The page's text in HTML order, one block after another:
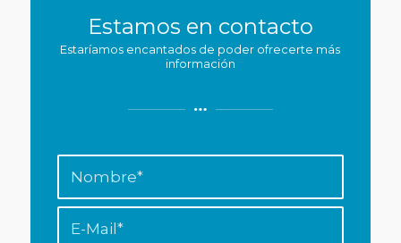
Estamos en contacto
Estaríamos encantados de poder ofrecerte más
información